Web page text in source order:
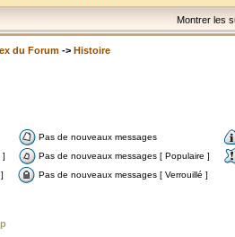
Montrer les
du Forum -> Histoire
Pas de nouveaux messages
]
Pas de nouveaux messages [ Populaire ]
Pas de nouveaux messages [ Verrouillé ]